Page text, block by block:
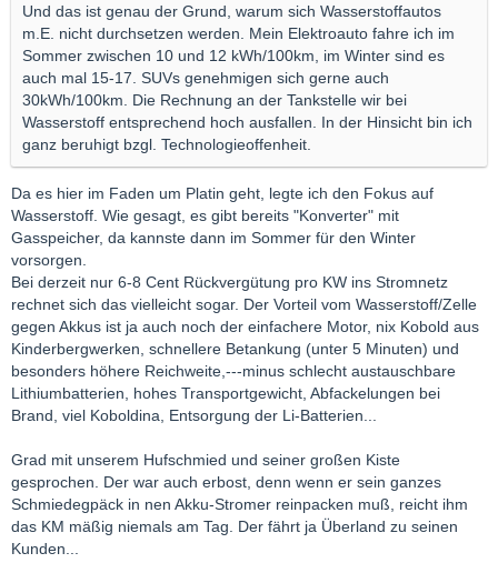
Und das ist genau der Grund, warum sich Wasserstoffautos
m.E. nicht durchsetzen werden. Mein Elektroauto fahre ich im
Sommer zwischen 10 und 12 kWh/100km, im Winter sind es
auch mal 15-17. SUVs genehmigen sich gerne auch
30kWh/100km. Die Rechnung an der Tankstelle wir bei
Wasserstoff entsprechend hoch ausfallen. In der Hinsicht bin ich
ganz beruhigt bzgl. Technologieoffenheit.
Da es hier im Faden um Platin geht, legte ich den Fokus auf
Wasserstoff. Wie gesagt, es gibt bereits "Konverter" mit
Gasspeicher, da kannste dann im Sommer für den Winter
vorsorgen.
Bei derzeit nur 6-8 Cent Rückvergütung pro KW ins Stromnetz
rechnet sich das vielleicht sogar. Der Vorteil vom Wasserstoff/Zelle
gegen Akkus ist ja auch noch der einfachere Motor, nix Kobold aus
Kinderbergwerken, schnellere Betankung (unter 5 Minuten) und
besonders höhere Reichweite,---minus schlecht austauschbare
Lithiumbatterien, hohes Transportgewicht, Abfackelungen bei
Brand, viel Koboldina, Entsorgung der Li-Batterien...
Grad mit unserem Hufschmied und seiner großen Kiste
gesprochen. Der war auch erbost, denn wenn er sein ganzes
Schmiedegpäck in nen Akku-Stromer reinpacken muß, reicht ihm
das KM mäßig niemals am Tag. Der fährt ja Überland zu seinen
Kunden...